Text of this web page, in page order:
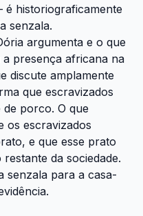
historiograficamente
senzala.
argumenta e o que
presença africana na
discute amplamente
que escravizados
porco. O que
os escravizados
e que esse prato
da sociedade.
senzala para a casa-